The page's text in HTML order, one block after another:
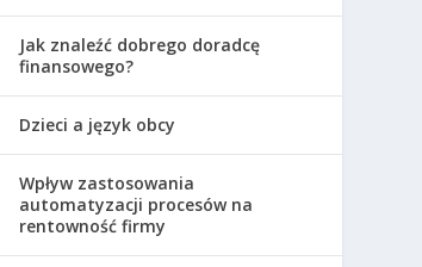
Jak znaleźć dobrego doradcę
finansowego?
Dzieci a język obcy
Wpływ zastosowania
automatyzacji procesów na
rentowność firmy